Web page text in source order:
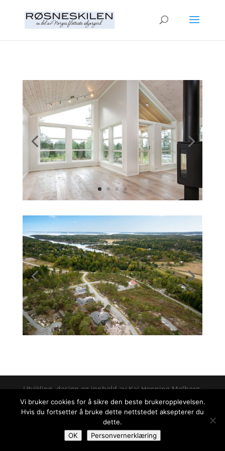
Utvikling, design og innhold av Kai Henning Melberg.
Vi bruker cookies for å sikre den beste brukeropplevelsen.
Hvis du fortsetter å bruke dette nettstedet aksepterer du
dette.
OK
Personvernerklæring